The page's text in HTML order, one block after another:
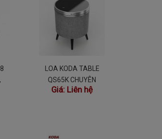
LOA KODA TABLE
QS65K CHUYÊN
DỤNG CHO
Giá: Liên hệ